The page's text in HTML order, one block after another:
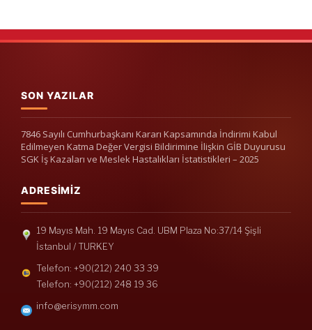
SON YAZILAR
7846 Sayılı Cumhurbaşkanı Kararı Kapsamında İndirimi Kabul
Edilmeyen Katma Değer Vergisi Bildirimine İlişkin GİB Duyurusu
SGK İş Kazaları ve Meslek Hastalıkları İstatistikleri – 2025
ADRESIMIZ
19 Mayıs Mah. 19 Mayıs Cad. UBM Plaza No:37/14 Şişli
İstanbul / TURKEY
Telefon: +90(212) 240 33 39
Telefon: +90(212) 248 19 36
info@erisymm.com